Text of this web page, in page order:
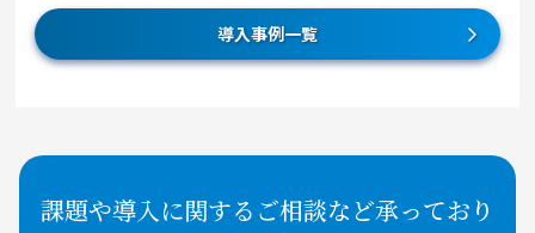
導入事例一覧
課題や導入に関するご相談など承っており